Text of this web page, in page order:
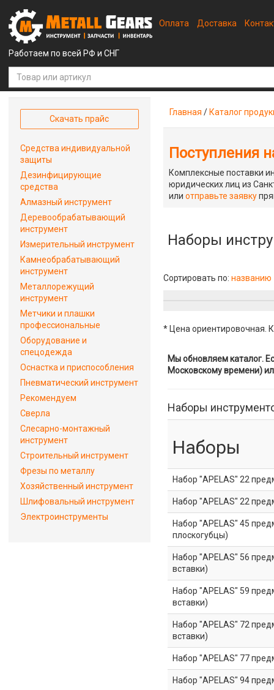
Работаем по всей РФ и СНГ
Оплата Доставка
Главная / Каталог
Поступления
Комплексные поставки
юридических лиц из
илиотправьте заявку
Наборы
Сортировать по:названию
* Цена ориентировочная.
Мы обновляем каталог.
Московскому времени)
Наборы
Наборы
Набор "APELAS" 22
Набор "APELAS" 22
Набор "APELAS" 45
плоскогубцы)
Набор "APELAS" 56
вставки)
Набор "APELAS" 59
вставки)
Набор "APELAS" 72
вставки)
Набор "APELAS" 77
Набор "APELAS" 94
Скачать прайс
Средства индивидуальной
защиты
Дезинфицирующие
средства
Алмазный инструмент
Деревообрабатывающий
инструмент
Измерительный инструмент
Камнеобрабатывающий
инструмент
Металлорежущий
инструмент
Метчики и плашки
профессиональные
Оборудование и
спецодежда
Оснастка и приспособления
Пневматический инструмент
Рекомендуем
Сверла
Слесарно-монтажный
инструмент
Строительный инструмент
Фрезы по металлу
Хозяйственный инструмент
Шлифовальный инструмент
Электроинструменты